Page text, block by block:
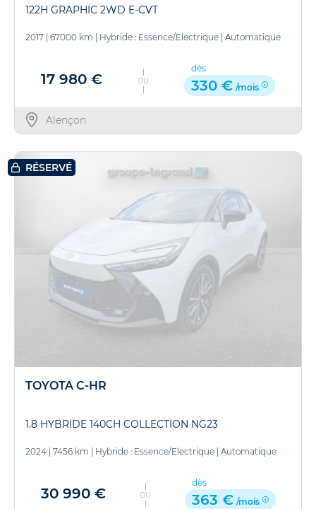
122H GRAPHIC 2WD E-CVT
2017 67000 km Hybride : Essence/Electrique Automatique
17 980 € OU
dès
330 € /mois
Alençon
RÉSERVÉ
TOYOTA C-HR
1.8 HYBRIDE 140CH COLLECTION NG23
2024 7456 km Hybride : Essence/Electrique Automatique
30 990 € OU
dès
363 € /mois